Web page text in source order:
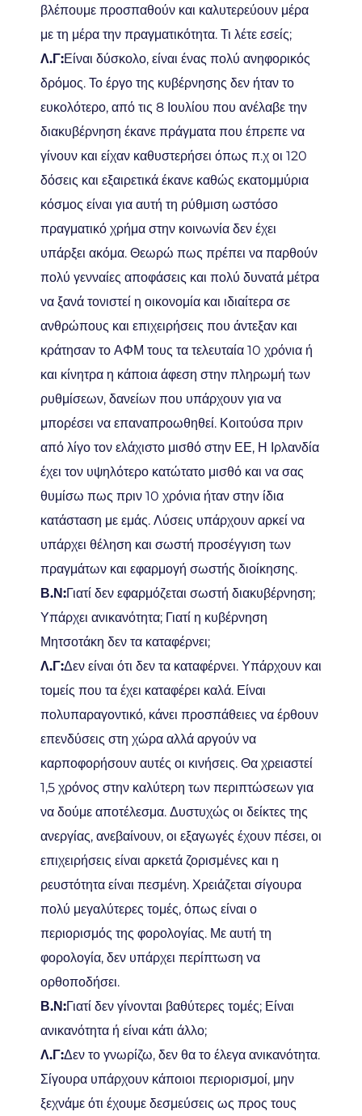
βλέπουμε προσπαθούν και καλυτερεύουν μέρα
με τη μέρα την πραγματικότητα. Τι λέτε εσείς;
Λ.Γ:Είναι δύσκολο, είναι ένας πολύ ανηφορικός
δρόμος. Το έργο της κυβέρνησης δεν ήταν το
ευκολότερο, από τις 8 Ιουλίου που ανέλαβε την
διακυβέρνηση έκανε πράγματα που έπρεπε να
γίνουν και είχαν καθυστερήσει όπως π.χ οι 120
δόσεις και εξαιρετικά έκανε καθώς εκατομμύρια
κόσμος είναι για αυτή τη ρύθμιση ωστόσο
πραγματικό χρήμα στην κοινωνία δεν έχει
υπάρξει ακόμα. Θεωρώ πως πρέπει να παρθούν
πολύ γενναίες αποφάσεις και πολύ δυνατά μέτρα
να ξανά τονιστεί η οικονομία και ιδιαίτερα σε
ανθρώπους και επιχειρήσεις που άντεξαν και
κράτησαν το ΑΦΜ τους τα τελευταία 10 χρόνια ή
και κίνητρα η κάποια άφεση στην πληρωμή των
ρυθμίσεων, δανείων που υπάρχουν για να
μπορέσει να επαναπροωθηθεί. Κοιτούσα πριν
από λίγο τον ελάχιστο μισθό στην ΕΕ, Η Ιρλανδία
έχει τον υψηλότερο κατώτατο μισθό και να σας
θυμίσω πως πριν 10 χρόνια ήταν στην ίδια
κατάσταση με εμάς. Λύσεις υπάρχουν αρκεί να
υπάρχει θέληση και σωστή προσέγγιση των
πραγμάτων και εφαρμογή σωστής διοίκησης.
Β.Ν:Γιατί δεν εφαρμόζεται σωστή διακυβέρνηση;
Υπάρχει ανικανότητα; Γιατί η κυβέρνηση
Μητσοτάκη δεν τα καταφέρνει;
Λ.Γ:Δεν είναι ότι δεν τα καταφέρνει. Υπάρχουν και
τομείς που τα έχει καταφέρει καλά. Είναι
πολυπαραγοντικό, κάνει προσπάθειες να έρθουν
επενδύσεις στη χώρα αλλά αργούν να
καρποφορήσουν αυτές οι κινήσεις. Θα χρειαστεί
1,5 χρόνος στην καλύτερη των περιπτώσεων για
να δούμε αποτέλεσμα. Δυστυχώς οι δείκτες της
ανεργίας, ανεβαίνουν, οι εξαγωγές έχουν πέσει, οι
επιχειρήσεις είναι αρκετά ζορισμένες και η
ρευστότητα είναι πεσμένη. Χρειάζεται σίγουρα
πολύ μεγαλύτερες τομές, όπως είναι ο
περιορισμός της φορολογίας. Με αυτή τη
φορολογία, δεν υπάρχει περίπτωση να
ορθοποδήσει.
Β.Ν:Γιατί δεν γίνονται βαθύτερες τομές; Είναι
ανικανότητα ή είναι κάτι άλλο;
Λ.Γ:Δεν το γνωρίζω, δεν θα το έλεγα ανικανότητα.
Σίγουρα υπάρχουν κάποιοι περιορισμοί, μην
ξεχνάμε ότι έχουμε δεσμεύσεις ως προς τους